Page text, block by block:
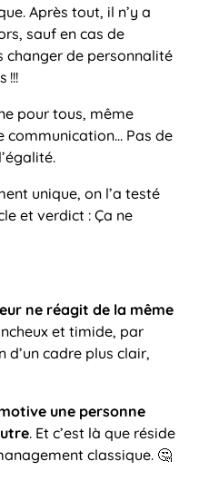
Après tout, il n’y a
sauf en cas de
changer de personnalité
!!!
pour tous, même
communication… Pas de
unique, on l’a testé
et verdict : Ça ne
ne réagit de la même
et timide, par
d’un cadre plus clair,
une personne
. Et c’est là que réside
classique. 🤔